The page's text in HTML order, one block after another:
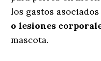
los gastos asociados
o lesiones
mascota.